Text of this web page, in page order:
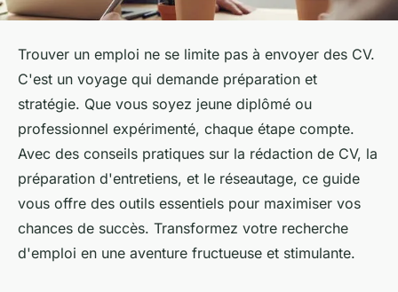
Trouver un emploi ne se limite pas à envoyer des CV.
C'est un voyage qui demande préparation et
stratégie. Que vous soyez jeune diplômé ou
professionnel expérimenté, chaque étape compte.
Avec des conseils pratiques sur la rédaction de CV, la
préparation d'entretiens, et le réseautage, ce guide
vous offre des outils essentiels pour maximiser vos
chances de succès. Transformez votre recherche
d'emploi en une aventure fructueuse et stimulante.